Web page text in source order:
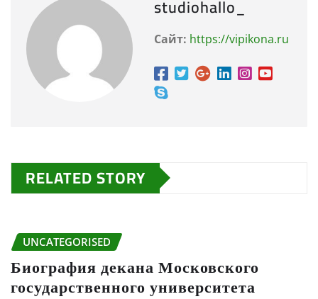
studiohallo_
Сайт: https://vipikona.ru
RELATED STORY
UNCATEGORISED
Биография декана Московского
государственного университета